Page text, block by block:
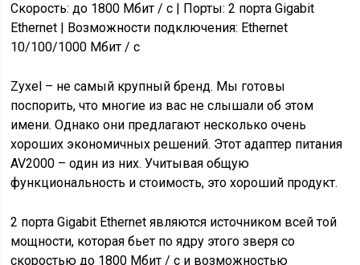
Скорость: до 1800 Мбит / с | Порты: 2 порта Gigabit
Ethernet | Возможности подключения: Ethernet
10/100/1000 Мбит / с
Zyxel – не самый крупный бренд. Мы готовы
поспорить, что многие из вас не слышали об этом
имени. Однако они предлагают несколько очень
хороших экономичных решений. Этот адаптер питания
AV2000 – один из них. Учитывая общую
функциональность и стоимость, это хороший продукт.
2 порта Gigabit Ethernet являются источником всей той
мощности, которая бьет по ядру этого зверя со
скоростью до 1800 Мбит / с и возможностью